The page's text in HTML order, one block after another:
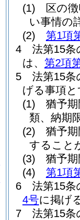
(1)
区の
い事情の
(2)
第1項
4
法第15条
は、 第2項
5
法第15
げる事項
(1)
猶予
類、納期
(2)
猶予
すること
(3)
猶予
(4)
第1項
6
法第15
4号に掲げ
7
法第15条